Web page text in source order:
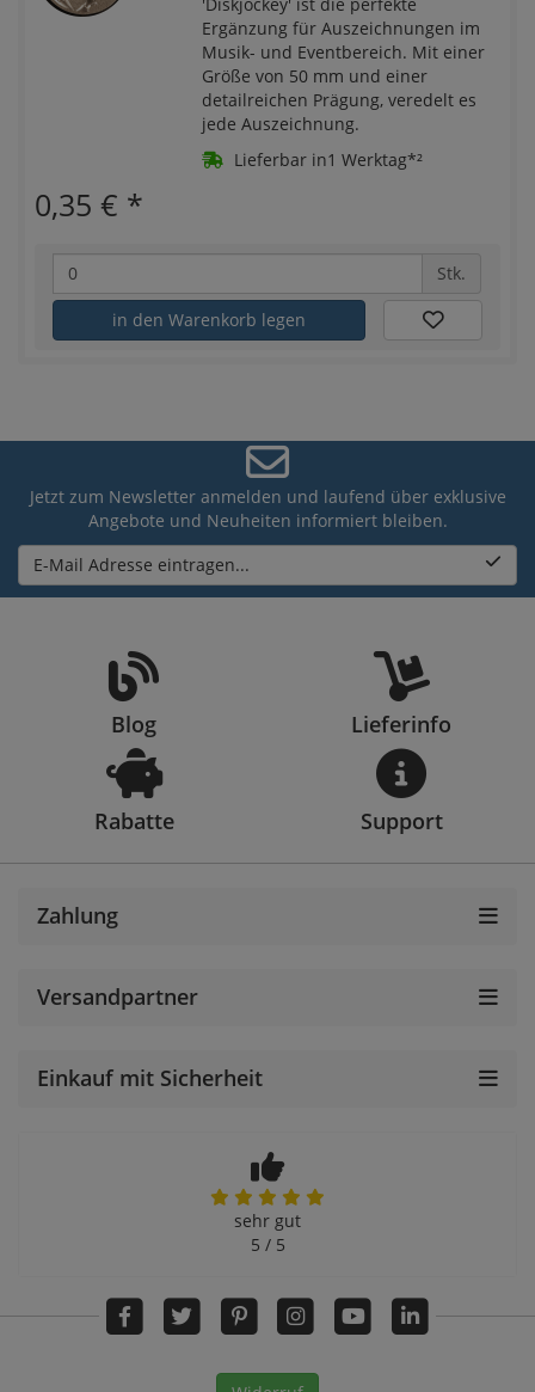
Ergänzung für Auszeichnungen im
Musik- und Eventbereich. Mit einer
Größe von 50 mm und einer
detailreichen Prägung, veredelt es
jede Auszeichnung.
Lieferbar in1 Werktag*²
0,35 € *
Stk.
in den Warenkorb legen
Jetzt zum Newsletter anmelden und laufend über exklusive
Angebote und Neuheiten informiert bleiben.
E-Mail Adresse eintragen...
Blog Lieferinfo
Rabatte Support
Zahlung
Versandpartner
Einkauf mit Sicherheit
sehr gut
5 / 5